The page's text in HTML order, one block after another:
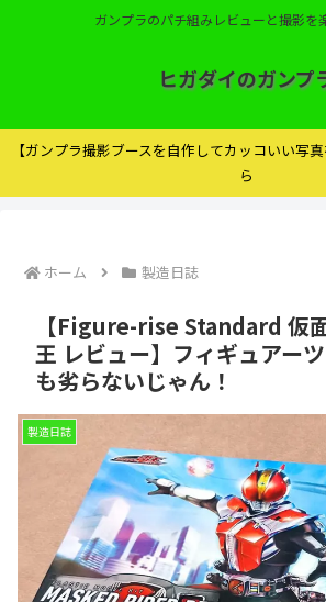
ガンプラのパチ組みレビューと撮影を
ヒガダイのガンプ
【ガンプラ撮影ブースを自作してカッコいい写
ら
ホーム 製造日誌
【Figure-rise Standard 仮
王 レビュー】フィギュアー
も劣らないじゃん！
製造日誌